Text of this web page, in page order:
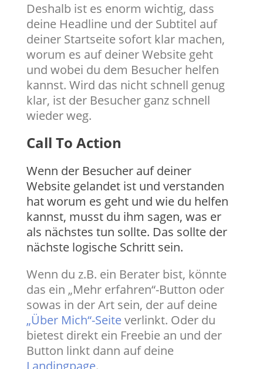
Deshalb ist es enorm wichtig, dass
deine Headline und der Subtitel auf
deiner Startseite sofort klar machen,
worum es auf deiner Website geht
und wobei du dem Besucher helfen
kannst. Wird das nicht schnell genug
klar, ist der Besucher ganz schnell
wieder weg.
Call To Action
Wenn der Besucher auf deiner
Website gelandet ist und verstanden
hat worum es geht und wie du helfen
kannst, musst du ihm sagen, was er
als nächstes tun sollte. Das sollte der
nächste logische Schritt sein.
Wenn du z.B. ein Berater bist, könnte
das ein „Mehr erfahren“-Button oder
sowas in der Art sein, der auf deine
„Über Mich“-Seiteverlinkt. Oder du
bietest direkt ein Freebie an und der
Button linkt dann auf deine
Landingpage.